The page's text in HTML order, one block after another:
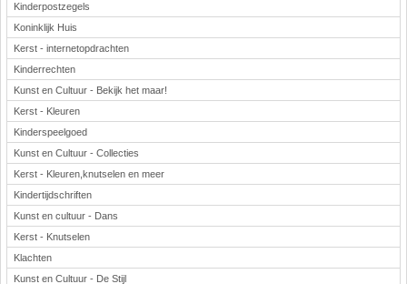
Kinderpostzegels
Koninklijk Huis
Kerst - internetopdrachten
Kinderrechten
Kunst en Cultuur - Bekijk het maar!
Kerst - Kleuren
Kinderspeelgoed
Kunst en Cultuur - Collecties
Kerst - Kleuren,knutselen en meer
Kindertijdschriften
Kunst en cultuur - Dans
Kerst - Knutselen
Klachten
Kunst en Cultuur - De Stijl